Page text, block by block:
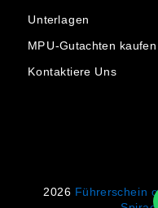
Unterlagen
MPU-Gutachten kaufen
Kontaktiere Uns
2026 Führerschein